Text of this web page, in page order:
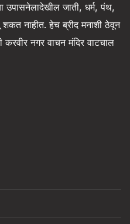
उपासनेलादेखील जाती, धर्म, पंथ,
नाहीत. हेच ब्रीद मनाशी ठेवून
करवीर नगर वाचन मंदिर वाटचाल